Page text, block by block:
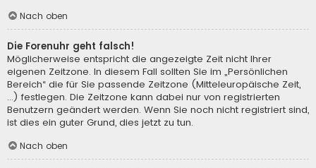
Nach oben
Die Forenuhr geht falsch!
Möglicherweise entspricht die angezeigte Zeit nicht Ihrer
eigenen Zeitzone. In diesem Fall sollten Sie im „Persönlichen
Bereich“ die für Sie passende Zeitzone (Mitteleuropäische Zeit,
...) festlegen. Die Zeitzone kann dabei nur von registrierten
Benutzern geändert werden. Wenn Sie noch nicht registriert sind,
ist dies ein guter Grund, dies jetzt zu tun.
Nach oben